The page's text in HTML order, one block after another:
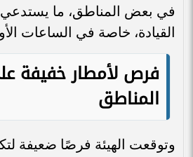
في بعض المناطق، ما يستدعي
القيادة، خاصة في الساعات
فرص لأمطار خفيفة
المناطق
وتوقعت الهيئة فرصًا ضعيفة